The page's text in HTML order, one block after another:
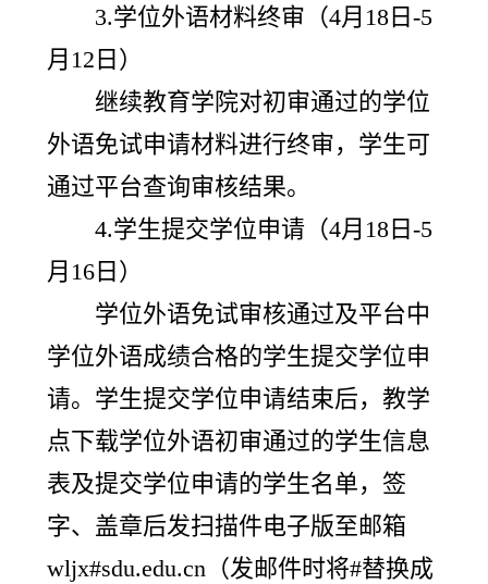
3.学位外语材料终审（4月18日-5
月12日）
继续教育学院对初审通过的学位
外语免试申请材料进行终审，学生可
通过平台查询审核结果。
4.学生提交学位申请（4月18日-5
月16日）
学位外语免试审核通过及平台中
学位外语成绩合格的学生提交学位申
请。学生提交学位申请结束后，教学
点下载学位外语初审通过的学生信息
表及提交学位申请的学生名单，签
字、盖章后发扫描件电子版至邮箱
wljx#sdu.edu.cn（发邮件时将#替换成